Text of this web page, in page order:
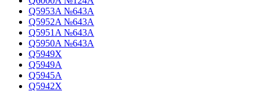
Q5953A №643A
Q5952A №643A
Q5951A №643A
Q5950A №643A
Q5949X
Q5949A
Q5945A
Q5942X